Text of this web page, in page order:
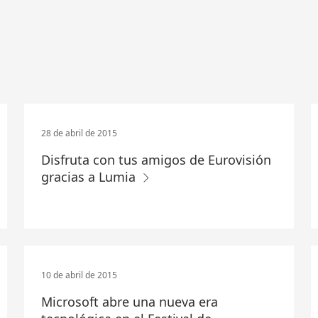
28 de abril de 2015
Disfruta con tus amigos de Eurovisión
gracias a Lumia
10 de abril de 2015
Microsoft abre una nueva era